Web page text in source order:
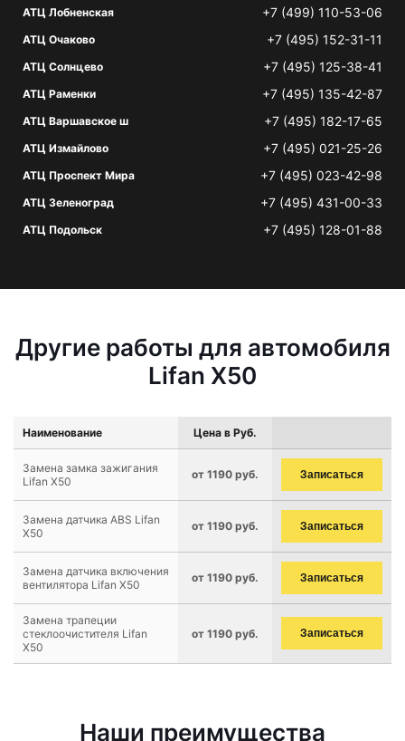
АТЦ Лобненская +7 (499) 110-53-06
АТЦ Очаково +7 (495) 152-31-11
АТЦ Солнцево +7 (495) 125-38-41
АТЦ Раменки +7 (495) 135-42-87
АТЦ Варшавское ш +7 (495) 182-17-65
АТЦ Измайлово +7 (495) 021-25-26
АТЦ Проспект Мира +7 (495) 023-42-98
АТЦ Зеленоград +7 (495) 431-00-33
АТЦ Подольск +7 (495) 128-01-88
Другие работы для автомобиля
Lifan X50
Наименование Цена в Руб.
Замена замка зажигания
Lifan X50
от 1190 руб. Записаться
Замена датчика ABS Lifan
X50
от 1190 руб. Записаться
Замена датчика включения
вентилятора Lifan X50
от 1190 руб. Записаться
Замена трапеции
стеклоочистителя Lifan
X50
от 1190 руб. Записаться
Наши преимущества